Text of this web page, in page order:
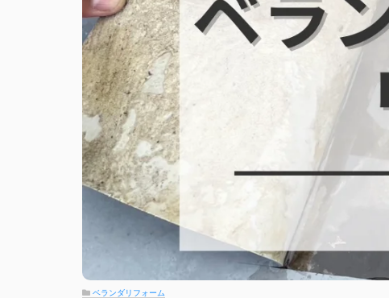
ベランダリフォーム